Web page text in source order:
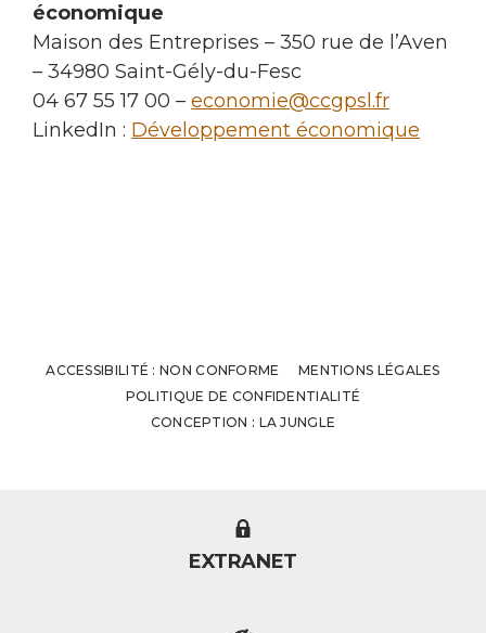
économique
Maison des Entreprises – 350 rue de l’Aven
– 34980 Saint-Gély-du-Fesc
04 67 55 17 00 – economie@ccgpsl.fr
LinkedIn : Développement économique
ACCESSIBILITÉ : NON CONFORME
MENTIONS LÉGALES
POLITIQUE DE CONFIDENTIALITÉ
CONCEPTION : LA JUNGLE
EXTRANET